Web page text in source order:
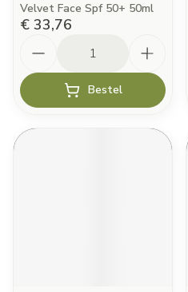
Velvet Face Spf 50+ 50ml
€ 33,76
Bestel